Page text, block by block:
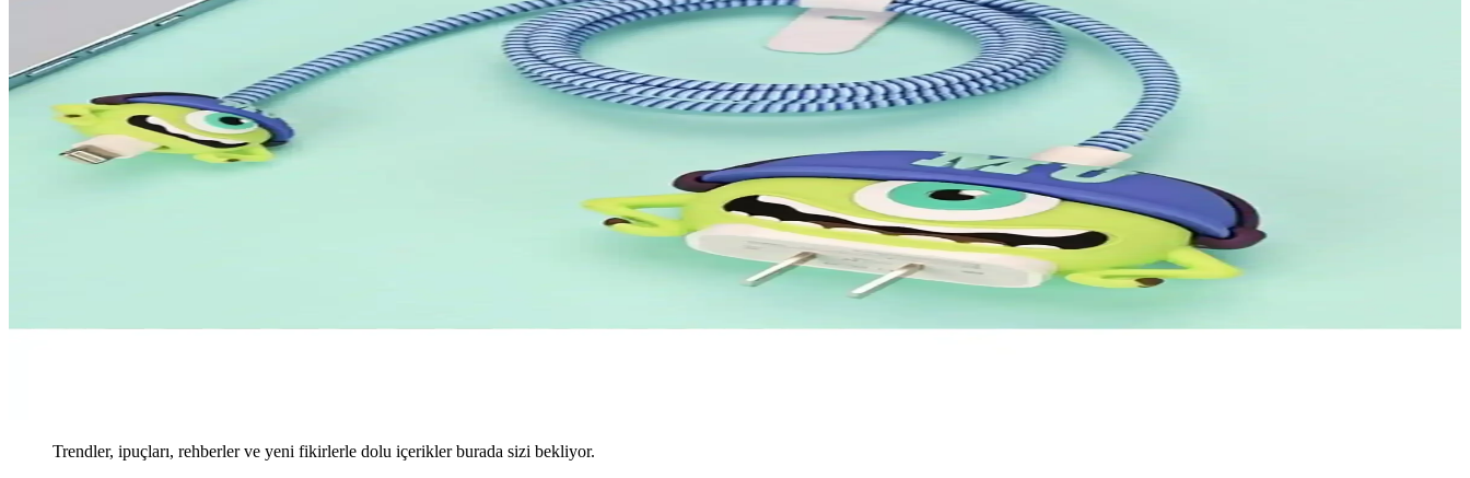
Trendler, ipuçları, rehberler ve yeni fikirlerle dolu içerikler burada sizi bekliyor.